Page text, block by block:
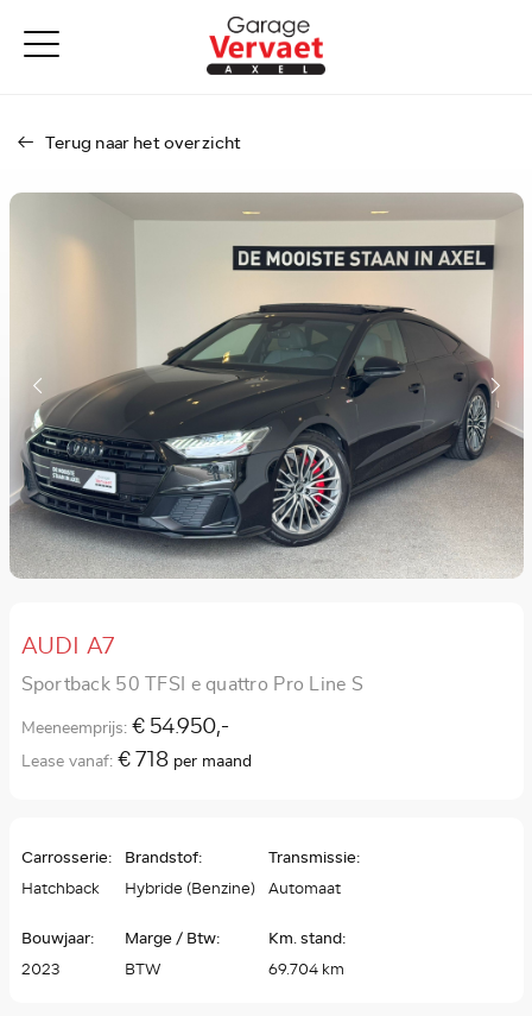
Terug naar het overzicht
AUDI A7
Sportback 50 TFSI e quattro Pro Line S
Meeneemprijs:€ 54.950,-
Lease vanaf:€ 718per maand
Carrosserie:
Hatchback
Brandstof:
Hybride (Benzine)
Transmissie:
Automaat
Bouwjaar:
2023
Marge / Btw:
BTW
Km. stand:
69.704 km